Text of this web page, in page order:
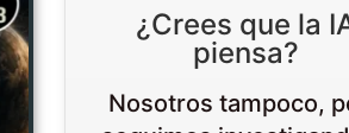
¿Crees que la
piensa?
Nosotros tampoco,